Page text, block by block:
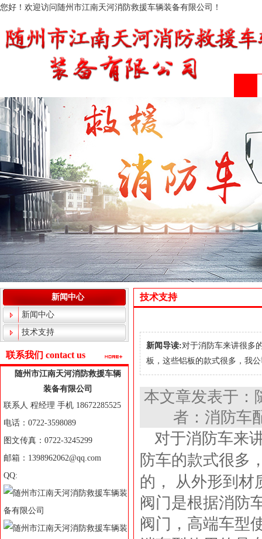
您好！欢迎访问随州市江南天河消防救援车辆装备有限公司！
新闻中心
新闻中心
技术支持
联系我们 contact us
随州市江南天河消防救援车辆
装备有限公司
联系人 程经理 手机 18672285525
电话：0722-3598089
图文传真：0722-3245299
邮箱：1398962062@qq.com
QQ:
技术支持
新闻导读:对于消防车来讲很多
板，这些铝板的款式很多，我
本文章发表于
者：消防车
对于消防车来
防车的款式很多
的， 从外形到材
阀门是根据消防
阀门，高端车型